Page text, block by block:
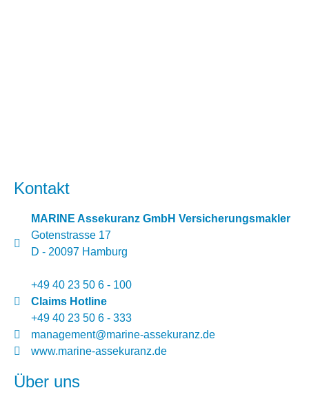
Kontakt
MARINE Assekuranz GmbH Versicherungsmakler
Gotenstrasse 17
D - 20097 Hamburg
+49 40 23 50 6 - 100
Claims Hotline
+49 40 23 50 6 - 333
management@marine-assekuranz.de
www.marine-assekuranz.de
Über uns